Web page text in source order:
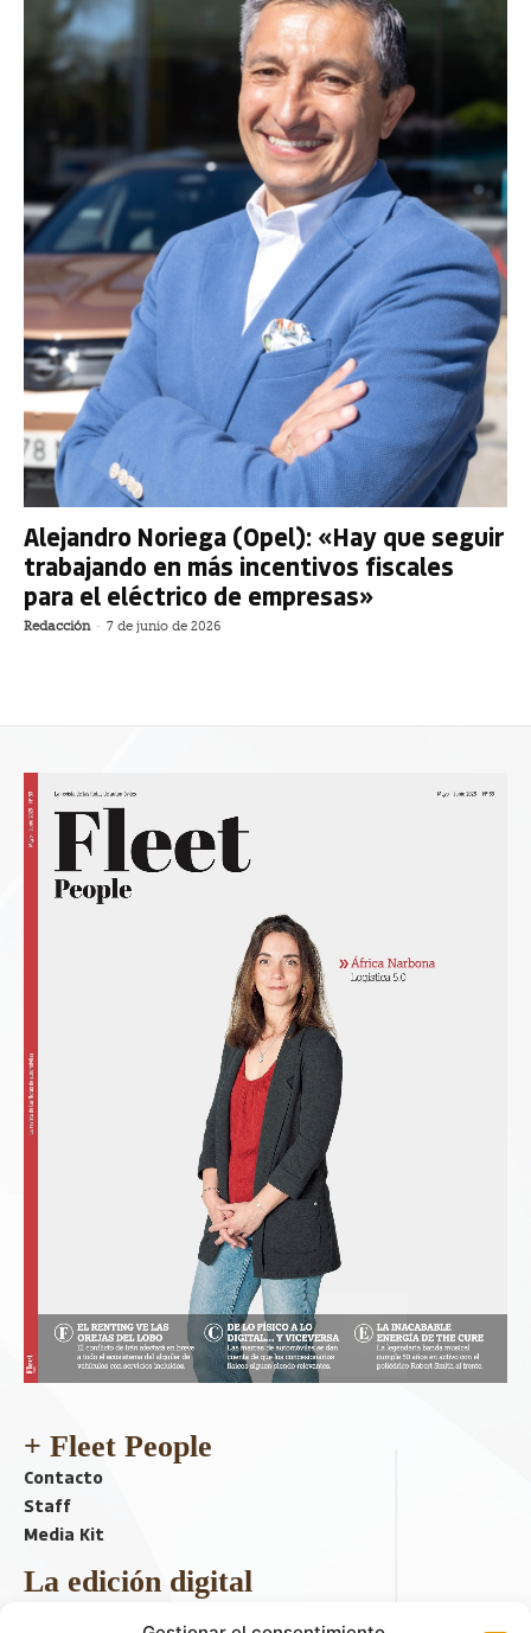
Alejandro Noriega (Opel): «Hay que seguir
trabajando en más incentivos fiscales
para el eléctrico de empresas»
Redacción - 7 de junio de 2026
+ Fleet People
Contacto
Staff
Media Kit
La edición digital
Descargar último ejemplar